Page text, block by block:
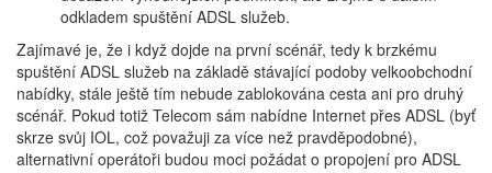
odkladem spuštění ADSL služeb.
Zajímavé je, že i když dojde na první scénář, tedy k brzkému
spuštění ADSL služeb na základě stávající podoby velkoobchodní
nabídky, stále ještě tím nebude zablokována cesta ani pro druhý
scénář. Pokud totiž Telecom sám nabídne Internet přes ADSL (byť
skrze svůj IOL, což považuji za více než pravděpodobné),
alternativní operátoři budou moci požádat o propojení pro ADSL